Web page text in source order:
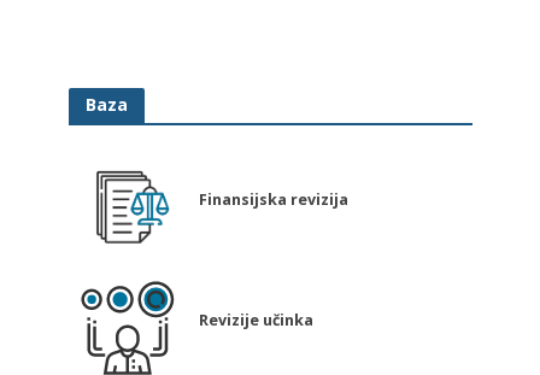
Baza
Finansijska revizija
Revizije učinka